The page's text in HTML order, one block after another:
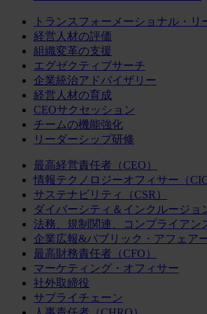
トランスフォーメーショナル・
経営人材の評価
組織変革の支援
エグゼクティブサーチ
企業統治アドバイザリー
経営人材の育成
CEOサクセッション
チームの機能強化
リーダーシップ研修
最高経営責任者（CEO）
情報テクノロジーオフィサー（
サステナビリティ（CSR）
ダイバーシティ＆インクルージョ
法務、規制関連、コンプライアン
企業広報&パブリック・アフェア
最高財務責任者（CFO）
マーケティング・オフィサー
社外取締役
サプライチェーン